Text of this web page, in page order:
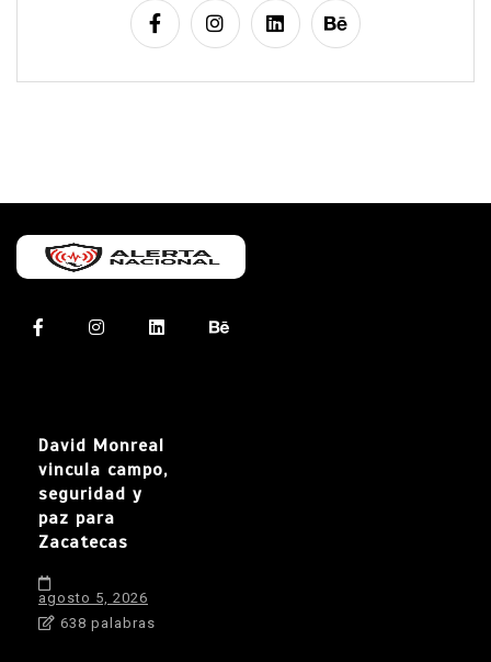
David Monreal
vincula campo,
seguridad y
paz para
Zacatecas
agosto 5, 2026
638 palabras